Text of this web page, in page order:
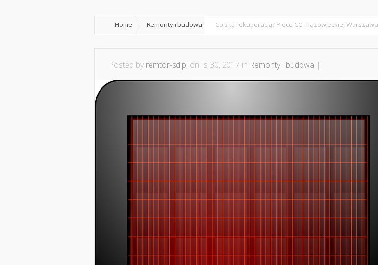
Home Remonty i budowa Co z tą rekuperacją? Piece CO mazowieckie, Warszawa
Posted by remtor-sd.pl on lis 30, 2017 in Remonty i budowa |